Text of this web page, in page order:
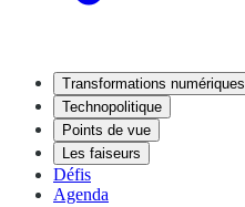
Transformations numériques
Technopolitique
Points de vue
Les faiseurs
Défis
Agenda